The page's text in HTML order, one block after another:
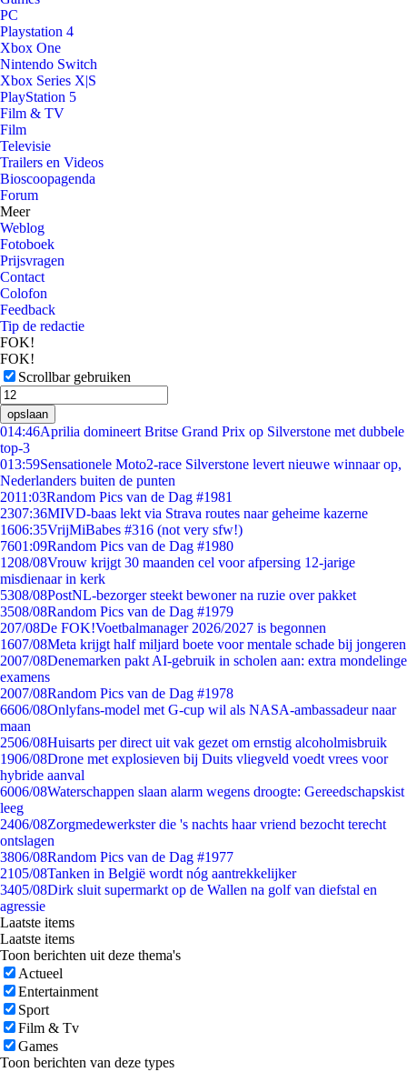
PC
Playstation 4
Xbox One
Nintendo Switch
Xbox Series X|S
PlayStation 5
Film & TV
Film
Televisie
Trailers en Videos
Bioscoopagenda
Forum
Meer
Weblog
Fotoboek
Prijsvragen
Contact
Colofon
Feedback
Tip de redactie
FOK!
FOK!
Scrollbar gebruiken
opslaan
014:46Aprilia domineert Britse Grand Prix op Silverstone met dubbele
top-3
013:59Sensationele Moto2-race Silverstone levert nieuwe winnaar op,
Nederlanders buiten de punten
2011:03Random Pics van de Dag #1981
2307:36MIVD-baas lekt via Strava routes naar geheime kazerne
1606:35VrijMiBabes #316 (not very sfw!)
7601:09Random Pics van de Dag #1980
1208/08Vrouw krijgt 30 maanden cel voor afpersing 12-jarige
misdienaar in kerk
5308/08PostNL-bezorger steekt bewoner na ruzie over pakket
3508/08Random Pics van de Dag #1979
207/08De FOK!Voetbalmanager 2026/2027 is begonnen
1607/08Meta krijgt half miljard boete voor mentale schade bij jongeren
2007/08Denemarken pakt AI-gebruik in scholen aan: extra mondelinge
examens
2007/08Random Pics van de Dag #1978
6606/08Onlyfans-model met G-cup wil als NASA-ambassadeur naar
maan
2506/08Huisarts per direct uit vak gezet om ernstig alcoholmisbruik
1906/08Drone met explosieven bij Duits vliegveld voedt vrees voor
hybride aanval
6006/08Waterschappen slaan alarm wegens droogte: Gereedschapskist
leeg
2406/08Zorgmedewerkster die 's nachts haar vriend bezocht terecht
ontslagen
3806/08Random Pics van de Dag #1977
2105/08Tanken in België wordt nóg aantrekkelijker
3405/08Dirk sluit supermarkt op de Wallen na golf van diefstal en
agressie
Laatste items
Laatste items
Toon berichten uit deze thema's
Actueel
Entertainment
Sport
Film & Tv
Games
Toon berichten van deze types